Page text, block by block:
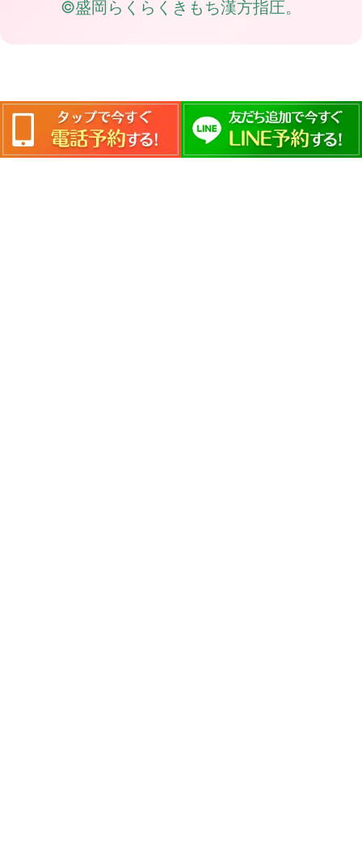
©盛岡らくらくきもち漢方指圧。